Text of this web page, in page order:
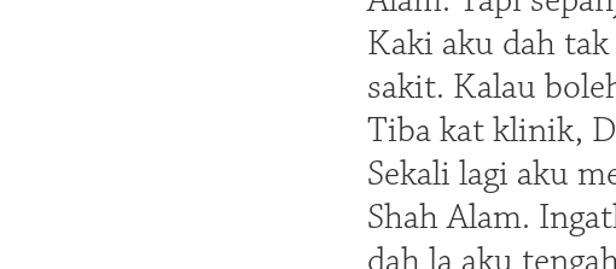
Kaki aku dah
sakit. Kalau
Tiba kat klinik,
Sekali lagi aku
Shah Alam.